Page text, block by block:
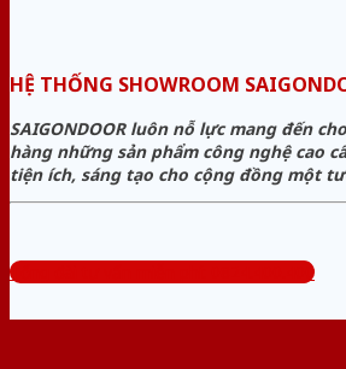
HỆ THỐNG SHOWROOM
SAIGONDOOR luôn nỗ lực mang đến
hàng những sản phẩm công nghệ cao
tiện ích, sáng tạo cho cộng đồng một
Tổng đài tư vấn miễn phí: 0824.400.400